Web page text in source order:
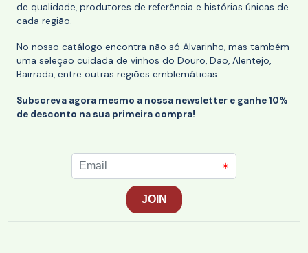
de qualidade, produtores de referência e histórias únicas de
cada região.
No nosso catálogo encontra não só Alvarinho, mas também
uma seleção cuidada de vinhos do Douro, Dão, Alentejo,
Bairrada, entre outras regiões emblemáticas.
Subscreva agora mesmo a nossa newsletter e ganhe 10%
de desconto na sua primeira compra!